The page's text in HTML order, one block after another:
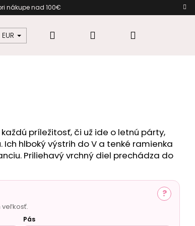
pri nákupe nad
Šaty pre moletky Dámska móda
EUR Hľadať Prihlásenie
príležitosť, či už ide o letnú párty,
hlboký výstrih do V a tenké ramienka
Priliehavý vrchný diel prechádza do
?
veľkosť.
Pás